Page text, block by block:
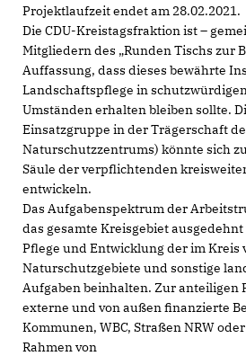
Projektlaufzeit endet am 28.02.2021.
Die CDU-Kreistagsfraktion ist –
Mitgliedern des „Runden Tischs zur
Auffassung, dass dieses bewährte
Landschaftspflege in
Umständen erhalten bleiben sollte.
Einsatzgruppe in der Trägerschaft
Naturschutzzentrums) könnte sich
Säule der verpflichtenden
entwickeln.
Das Aufgabenspektrum der
das gesamte Kreisgebiet
Pflege und Entwicklung der im Kreis
Naturschutzgebiete und sonstige
Aufgaben beinhalten. Zur anteiligen
externe und von außen finanzierte
Kommunen, WBC, Straßen NRW
Rahmen von